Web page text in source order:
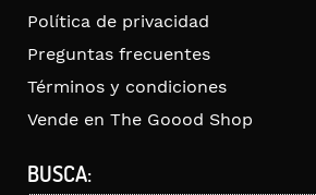
Política de privacidad
Preguntas frecuentes
Términos y condiciones
Vende en The Goood Shop
BUSCA: